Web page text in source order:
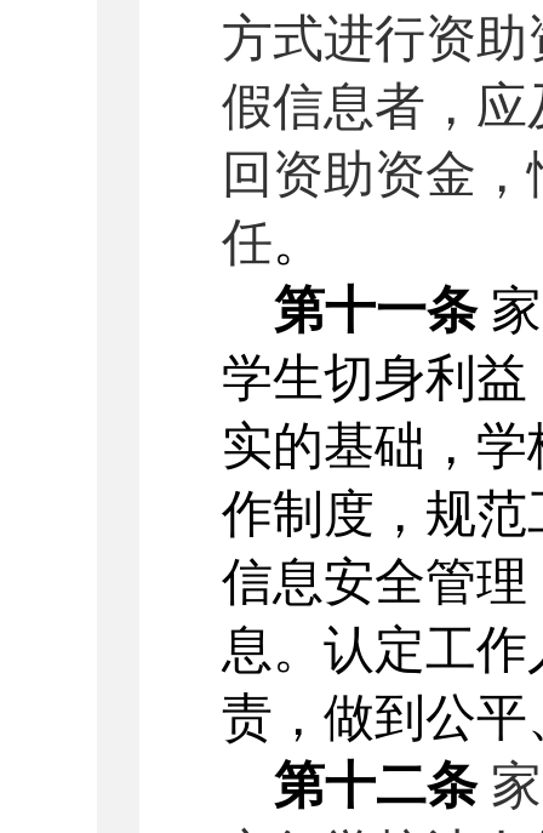
方式进行资
假信息者，
回资助资金
任。
第十一条
学生切身利
实的基础，
作制度，规
信息安全管
息。认定工
责，做到公
第十二条